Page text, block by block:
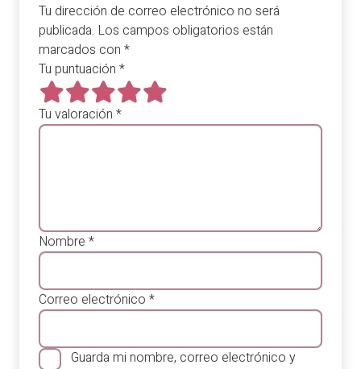
Tu dirección de correo electrónico no será
publicada. Los campos obligatorios están
marcados con *
Tu puntuación *
Tu valoración *
Nombre *
Correo electrónico *
Guarda mi nombre, correo electrónico y